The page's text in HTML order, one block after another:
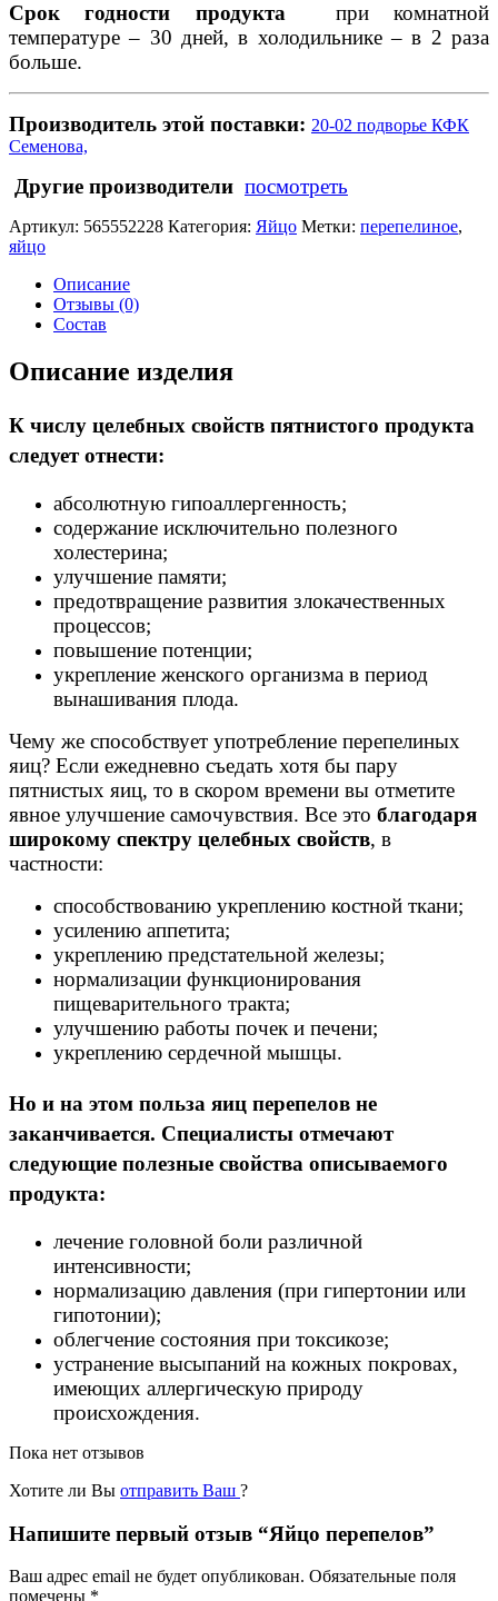
Срок годности продуктапри комнатной
температуре – 30 дней, в холодильнике – в 2 раза
больше.
Производитель этой поставки: 20-02 подворье КФК
Семенова,
Другие производители посмотреть
Артикул: 565552228 Категория: Яйцо Метки: перепелиное,
яйцо
Описание
Отзывы (0)
Состав
Описание изделия
К числу целебных свойств пятнистого продукта
следует отнести:
абсолютную гипоаллергенность;
содержание исключительно полезного
холестерина;
улучшение памяти;
предотвращение развития злокачественных
процессов;
повышение потенции;
укрепление женского организма в период
вынашивания плода.
Чему же способствует употребление перепелиных
яиц? Если ежедневно съедать хотя бы пару
пятнистых яиц, то в скором времени вы отметите
явное улучшение самочувствия. Все это благодаря
широкому спектру целебных свойств, в
частности:
способствованию укреплению костной ткани;
усилению аппетита;
укреплению предстательной железы;
нормализации функционирования
пищеварительного тракта;
улучшению работы почек и печени;
укреплению сердечной мышцы.
Но и на этом польза яиц перепелов не
заканчивается. Специалисты отмечают
следующие полезные свойства описываемого
продукта:
лечение головной боли различной
интенсивности;
нормализацию давления (при гипертонии или
гипотонии);
облегчение состояния при токсикозе;
устранение высыпаний на кожных покровах,
имеющих аллергическую природу
происхождения.
Пока нет отзывов
Хотите ли Вы отправить Ваш ?
Напишите первый отзыв “Яйцо перепелов”
Ваш адрес email не будет опубликован. Обязательные поля
помечены *